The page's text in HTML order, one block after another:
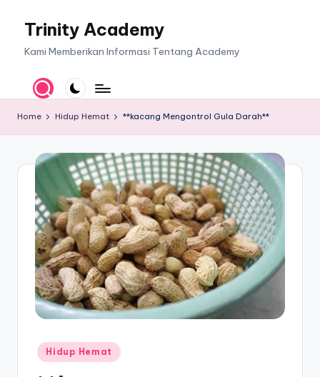
Trinity Academy
Kami Memberikan Informasi Tentang Academy
Home Hidup Hemat **kacang Mengontrol Gula Darah**
Posted
in
Hidup Hemat